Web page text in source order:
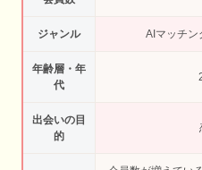
ジャンル AIマッチン
年齢層・年
代
出会いの目
的